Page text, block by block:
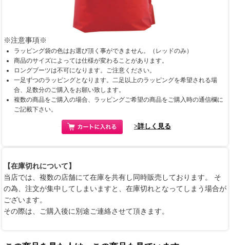
※注意事項※
ラッピング袋の色はお選び頂く事ができません。（レッドのみ）
商品のサイズによっては仕様が変わることがあります。
ロングブーツは不可になります。ご注意ください。
一足ずつのラッピングとなります。二足以上のラッピングを希望される場
合、足数分のご購入をお願い致します。
複数の商品をご購入の場合、ラッピングご希望の商品をご購入時の通信欄に
ご記載下さい。
>詳しく見る
【在庫切れについて】
当店では、複数の店舗にて在庫を共有し同時販売しております。 そ
の為、注文が集中してしまいますと、在庫切れとなってしまう場合が
ございます。
その際は、ご購入後に別途ご連絡させて頂きます。